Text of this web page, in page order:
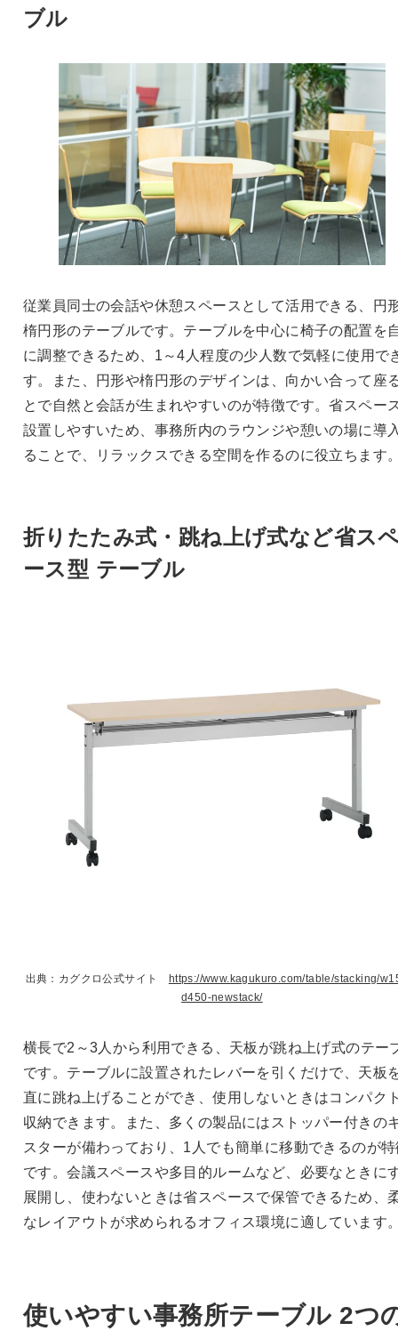
ブル
従業員同士の会話や休憩スペースとして活用できる、円
楕円形のテーブルです。テーブルを中心に椅子の配置を
に調整できるため、1～4人程度の少人数で気軽に使用で
す。また、円形や楕円形のデザインは、向かい合って座
とで自然と会話が生まれやすいのが特徴です。省スペー
設置しやすいため、事務所内のラウンジや憩いの場に導
ることで、リラックスできる空間を作るのに役立ちます
折りたたみ式・跳ね上げ式など省ス
ース型 テーブル
出典：カグクロ公式サイト
https://www.kagukuro.com/table/stacking/
d450-newstack/
横長で2～3人から利用できる、天板が跳ね上げ式のテー
です。テーブルに設置されたレバーを引くだけで、天板
直に跳ね上げることができ、使用しないときはコンパク
収納できます。また、多くの製品にはストッパー付きの
スターが備わっており、1人でも簡単に移動できるのが
です。会議スペースや多目的ルームなど、必要なときに
展開し、使わないときは省スペースで保管できるため、
なレイアウトが求められるオフィス環境に適しています
使いやすい事務所テーブル 2つ